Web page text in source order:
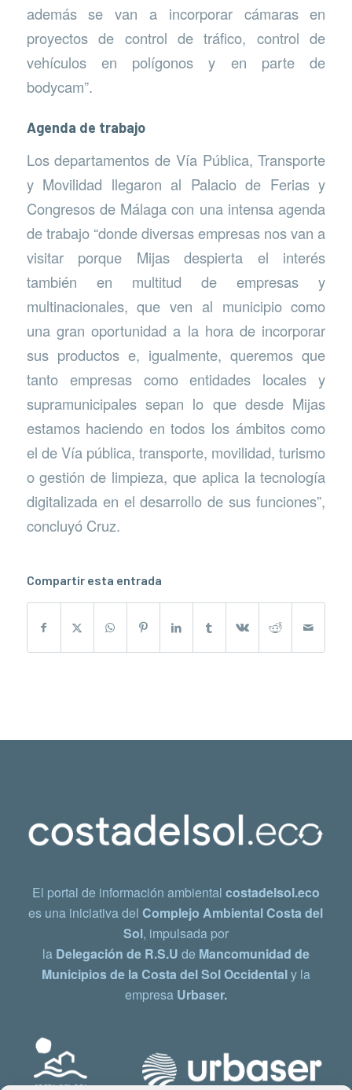
además se van a incorporar cámaras en
proyectos de control de tráfico, control de
vehículos en polígonos y en parte de
bodycam”.
Agenda de trabajo
Los departamentos de Vía Pública, Transporte
y Movilidad llegaron al Palacio de Ferias y
Congresos de Málaga con una intensa agenda
de trabajo “donde diversas empresas nos van a
visitar porque Mijas despierta el interés
también en multitud de empresas y
multinacionales, que ven al municipio como
una gran oportunidad a la hora de incorporar
sus productos e, igualmente, queremos que
tanto empresas como entidades locales y
supramunicipales sepan lo que desde Mijas
estamos haciendo en todos los ámbitos como
el de Vía pública, transporte, movilidad, turismo
o gestión de limpieza, que aplica la tecnología
digitalizada en el desarrollo de sus funciones”,
concluyó Cruz.
Compartir esta entrada
El portal de información ambiental costadelsol.eco
es una iniciativa delComplejo Ambiental Costa del
Sol, impulsada por
la Delegación de R.S.U de Mancomunidad de
Municipios de la Costa del Sol Occidentaly la
empresa Urbaser.